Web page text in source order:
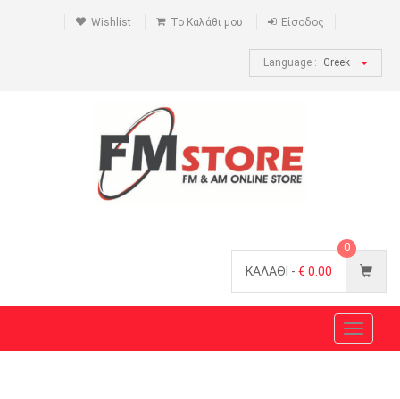
Wishlist Το Καλάθι μου Είσοδος
Language : Greek
ΚΑΛΑΘΙ - € 0.00
0
Toggle